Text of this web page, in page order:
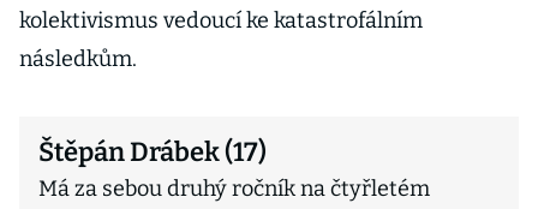
kolektivismus vedoucí ke katastrofálním
následkům.
Štěpán Drábek (17)
Má za sebou druhý ročník na čtyřletém